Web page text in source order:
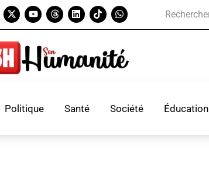
Politique Santé Société Éducation